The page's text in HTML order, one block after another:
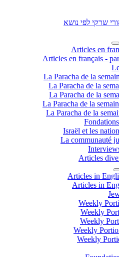
שרקי לפי נושא
Articles en
La Paracha de la
La Paracha de la
La Paracha de la
La Paracha de la
La Paracha de la
Israël et les
La communauté
Articles
Articles in
Articles in
Weekly
Weekly
Weekly
Weekly
Weekly